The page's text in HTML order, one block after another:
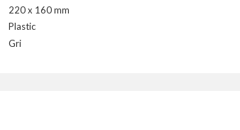
220 x 160 mm
Plastic
Gri